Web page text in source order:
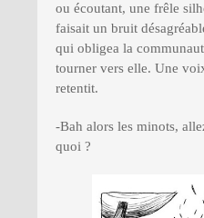
ou écoutant, une frêle
faisait un bruit
qui obligea la
tourner vers elle. Une
retentit.
-Bah alors les minots,
quoi ?